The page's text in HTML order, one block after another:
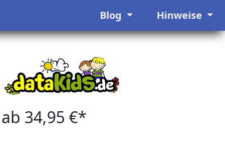
Blog Hinweise
ab 34,95 €*